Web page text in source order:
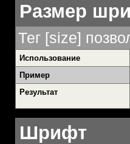
Размер
Тег [size]
Использование
Пример
Результат
Шрифт